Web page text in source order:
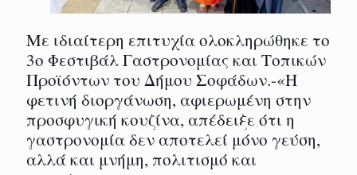
Με ιδιαίτερη επιτυχία ολοκληρώθηκε το
3ο Φεστιβάλ Γαστρονομίας και Τοπικών
Προϊόντων του Δήμου Σοφάδων.-«Η
φετινή διοργάνωση, αφιερωμένη στην
προσφυγική κουζίνα, απέδειξε ότι η
γαστρονομία δεν αποτελεί μόνο γεύση,
αλλά και μνήμη, πολιτισμό και